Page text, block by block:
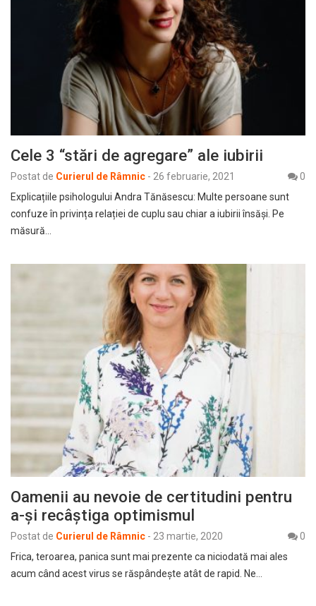
Cele 3 “stări de agregare” ale iubirii
Postat de Curierul de Râmnic - 26 februarie, 2021
0
Explicațiile psihologului Andra Tănăsescu: Multe persoane sunt
confuze în privința relației de cuplu sau chiar a iubirii însăși. Pe
măsură…
Oamenii au nevoie de certitudini pentru
a-și recâștiga optimismul
Postat de Curierul de Râmnic - 23 martie, 2020
0
Frica, teroarea, panica sunt mai prezente ca niciodată mai ales
acum când acest virus se răspândește atât de rapid. Ne…